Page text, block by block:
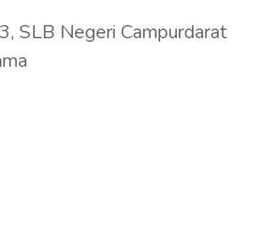
SLB Negeri Campurdarat